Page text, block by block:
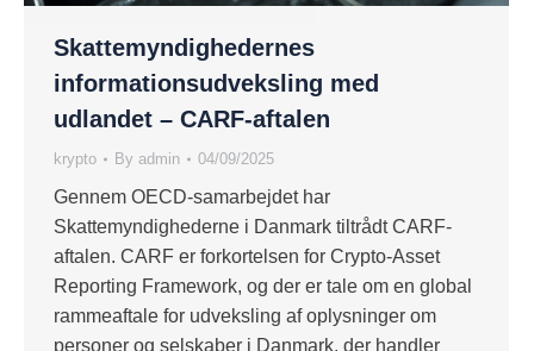
Skattemyndighedernes
informationsudveksling med
udlandet – CARF-aftalen
krypto By admin 04/09/2025
Gennem OECD-samarbejdet har
Skattemyndighederne i Danmark tiltrådt CARF-
aftalen. CARF er forkortelsen for Crypto-Asset
Reporting Framework, og der er tale om en global
rammeaftale for udveksling af oplysninger om
personer og selskaber i Danmark, der handler